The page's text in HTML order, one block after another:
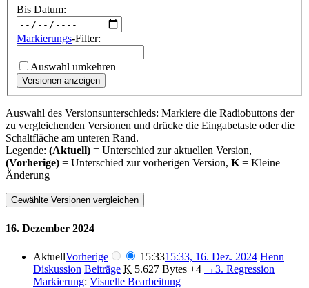
Bis Datum:
Markierungs-Filter:
Auswahl umkehren
Versionen anzeigen
Auswahl des Versionsunterschieds: Markiere die Radiobuttons der
zu vergleichenden Versionen und drücke die Eingabetaste oder die
Schaltfläche am unteren Rand.
Legende: (Aktuell) = Unterschied zur aktuellen Version,
(Vorherige) = Unterschied zur vorherigen Version, K = Kleine
Änderung
16. Dezember 2024
AktuellVorherige 15:3315:33, 16. Dez. 2024 Henn
Diskussion Beiträge K 5.627 Bytes +4 →3. Regression
Markierung: Visuelle Bearbeitung